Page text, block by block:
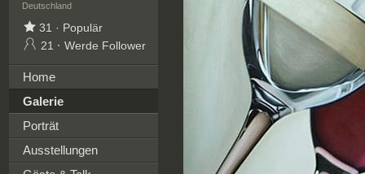
Deutschland
31 · Populär
21 · Werde Follower
Home
Galerie
Porträt
Ausstellungen